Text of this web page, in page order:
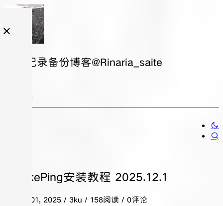
日常记录备份博客@Rinaria_saite
SmokePing安装教程 2025.12.1
十二月 01, 2025 / 3ku / 158阅读 / 0评论